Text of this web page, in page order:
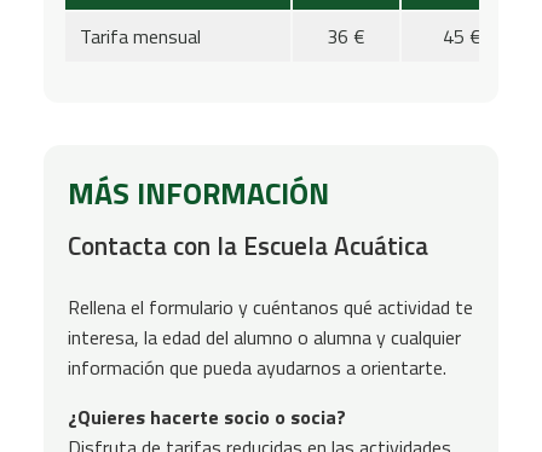
Tarifa mensual
36 € 45 €
MÁS INFORMACIÓN
Contacta con la Escuela Acuática
Rellena el formulario y cuéntanos qué actividad te
interesa, la edad del alumno o alumna y cualquier
información que pueda ayudarnos a orientarte.
¿Quieres hacerte socio o socia?